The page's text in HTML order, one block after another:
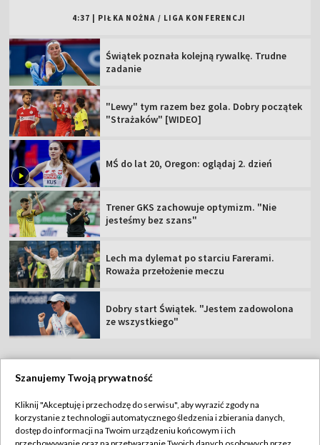
4:37 PIŁKA NOŻNA / LIGA KONFERENCJI
Świątek poznała kolejną rywalkę. Trudne
zadanie
"Lewy" tym razem bez gola. Dobry początek
"Strażaków" [WIDEO]
MŚ do lat 20, Oregon: oglądaj 2. dzień
Trener GKS zachowuje optymizm. "Nie
jesteśmy bez szans"
Lech ma dylemat po starciu Farerami.
Roważa przełożenie meczu
Dobry start Świątek. "Jestem zadowolona
ze wszystkiego"
Abonament TVP
Regulamin TVP
Szanujemy Twoją prywatność
Kliknij "Akceptuję i przechodzę do serwisu", aby wyrazić zgody na
korzystanie z technologii automatycznego śledzenia i zbierania danych,
dostęp do informacji na Twoim urządzeniu końcowym i ich